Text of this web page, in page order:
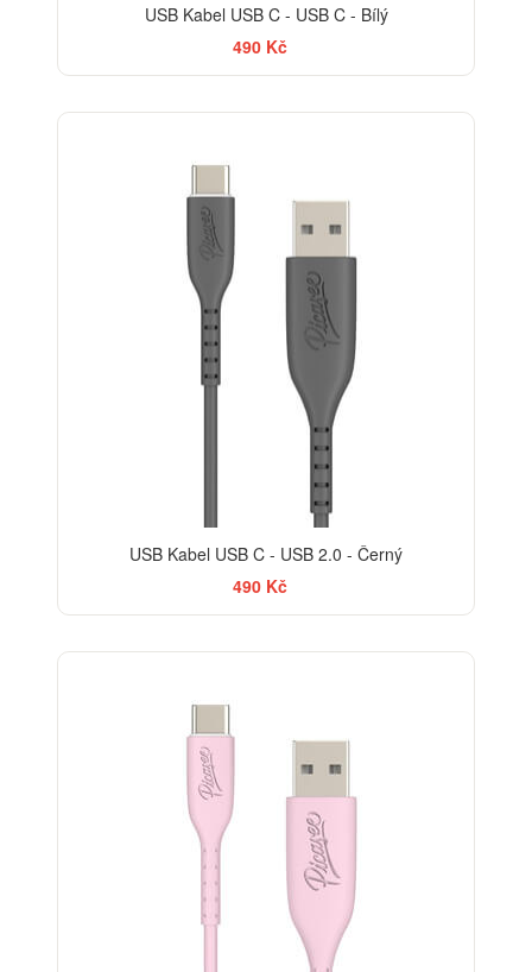
USB Kabel USB C - USB C - Bílý
490 Kč
USB Kabel USB C - USB 2.0 - Černý
490 Kč